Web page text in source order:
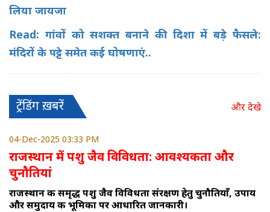
लिया जायजा
Read: गांवों को सशक्त बनाने की दिशा में बड़े फैसले:
मंदिरों के पट्टे समेत कई घोषणाएं..
ट्रेंडिंग ख़बरें और देखे
04-Dec-2025 03:33 PM
राजस्थान में पशु जैव विविधता: आवश्यकता और
चुनौतियां
राजस्थान की समृद्ध पशु जैव विविधता संरक्षण हेतु चुनौतियाँ, उपाय
और समुदाय की भूमिका पर आधारित जानकारी।